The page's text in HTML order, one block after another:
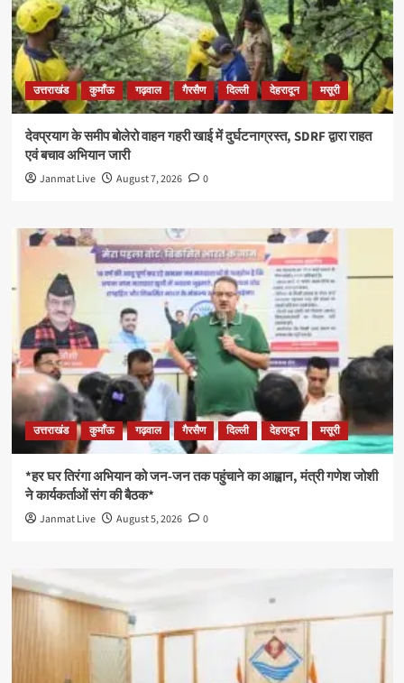
उत्तराखंड कुमाँऊ गढ़वाल गैरसैण दिल्ली देहरादून मसूरी
देवप्रयाग के समीप बोलेरो वाहन गहरी खाई में दुर्घटनाग्रस्त, SDRF द्वारा राहत
एवं बचाव अभियान जारी
Janmat Live August 7, 2026 0
उत्तराखंड कुमाँऊ गढ़वाल गैरसैण दिल्ली देहरादून मसूरी
*हर घर तिरंगा अभियान को जन-जन तक पहुंचाने का आह्वान, मंत्री गणेश जोशी
ने कार्यकर्ताओं संग की बैठक*
Janmat Live August 5, 2026 0